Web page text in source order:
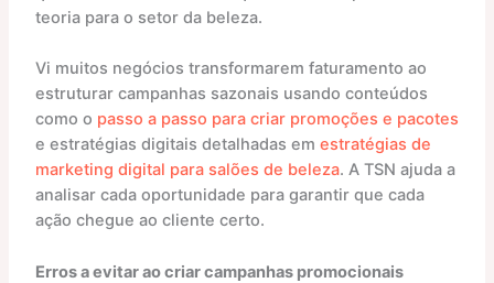
teoria para o setor da beleza.
Vi muitos negócios transformarem faturamento ao
estruturar campanhas sazonais usando conteúdos
como o passo a passo para criar promoções e pacotes
e estratégias digitais detalhadas em estratégias de
marketing digital para salões de beleza. A TSN ajuda a
analisar cada oportunidade para garantir que cada
ação chegue ao cliente certo.
Erros a evitar ao criar campanhas promocionais